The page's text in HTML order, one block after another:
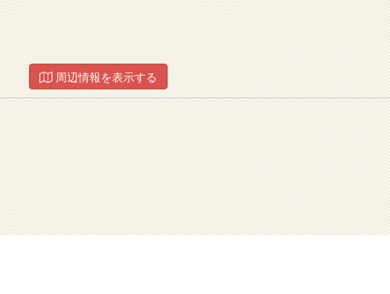
周辺情報を表示する